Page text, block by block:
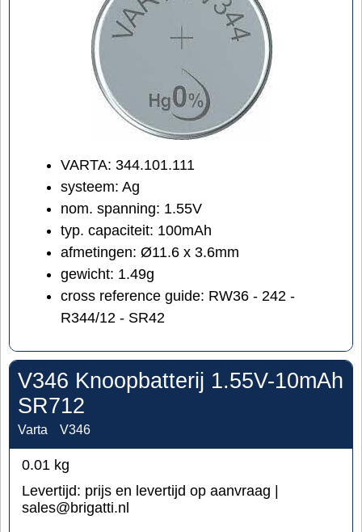
VARTA: 344.101.111
systeem: Ag
nom. spanning: 1.55V
typ. capaciteit: 100mAh
afmetingen: Ø11.6 x 3.6mm
gewicht: 1.49g
cross reference guide: RW36 - 242 -
R344/12 - SR42
V346 Knoopbatterij 1.55V-10mAh
SR712
Varta V346
0.01 kg
Levertijd: prijs en levertijd op aanvraag |
sales@brigatti.nl